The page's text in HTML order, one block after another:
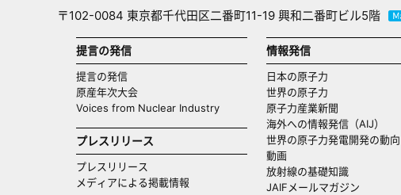
〒102-0084 東京都千代田区二番町11-19 興和二番町ビル5階
提言の発信
提言の発信
原産年次大会
Voices from Nuclear Industry
プレスリリース
プレスリリース
メディアによる掲載情報
情報発信
日本の原子力
世界の原子力
原子力産業新聞
海外への情報発信（AIJ）
世界の原子力発電開発の動向
動画
放射線の基礎知識
JAIFメールマガジン